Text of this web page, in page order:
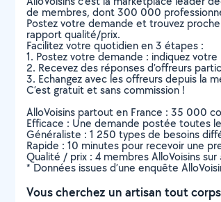
de membres, dont 300 000
Postez votre demande et trouvez
rapport qualité/prix.
Facilitez votre quotidien en 3 étapes :
1. Postez votre demande : indiquez
2. Recevez des réponses d’offreurs
3. Echangez avec les offreurs depuis la
C’est gratuit et sans commission !
AlloVoisins partout en France : 35 000
Efficace : Une demande postée toutes
Généraliste : 1 250 types de besoins
Rapide : 10 minutes pour recevoir une
Qualité / prix : 4 membres AlloVoisins
* Données issues d’une enquête
Vous cherchez un artisan tout